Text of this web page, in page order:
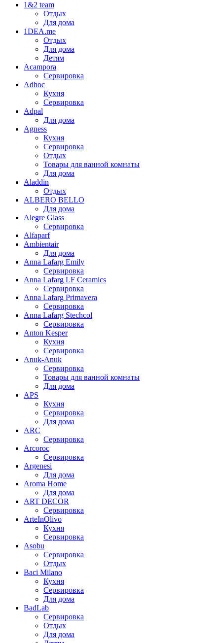
1&2 team
Отдых
Для дома
1DEA.me
Отдых
Для дома
Детям
Acampora
Сервировка
Adhoc
Кухня
Сервировка
Adpal
Для дома
Agness
Кухня
Сервировка
Отдых
Товары для ванной комнаты
Для дома
Aladdin
Отдых
ALBERO BELLO
Для дома
Alegre Glass
Сервировка
Alfaparf
Ambientair
Для дома
Anna Lafarg Emily
Сервировка
Anna Lafarg LF Ceramics
Сервировка
Anna Lafarg Primavera
Сервировка
Anna Lafarg Stechcol
Сервировка
Anton Kesper
Кухня
Сервировка
Anuk-Anuk
Сервировка
Товары для ванной комнаты
Для дома
APS
Кухня
Сервировка
Для дома
ARC
Сервировка
Arcoroc
Сервировка
Argenesi
Для дома
Aroma Home
Для дома
ART DECOR
Сервировка
ArteInOlivo
Кухня
Сервировка
Asobu
Сервировка
Отдых
Baci Milano
Кухня
Сервировка
Для дома
BadLab
Сервировка
Отдых
Для дома